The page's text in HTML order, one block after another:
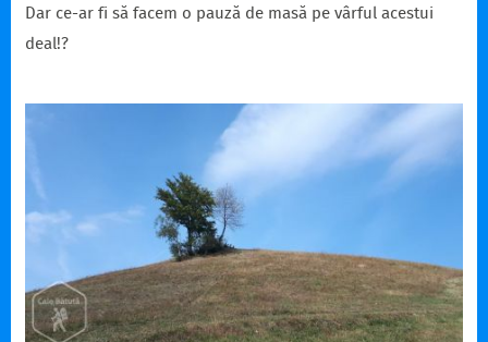
Dar ce-ar fi să facem o pauză de masă pe vârful acestui
deal!?